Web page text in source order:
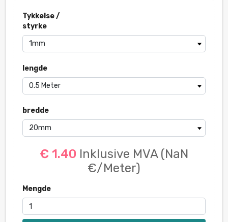
Tykkelse /
styrke
lengde
bredde
€ 1.40 Inklusive MVA (NaN
€/Meter)
Mengde